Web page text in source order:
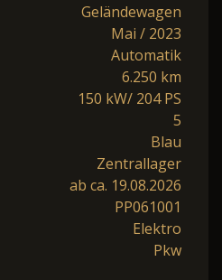
Geländewagen
Mai / 2023
Automatik
6.250 km
150 kW/ 204 PS
5
Blau
Zentrallager
ab ca. 19.08.2026
PP061001
Elektro
Pkw